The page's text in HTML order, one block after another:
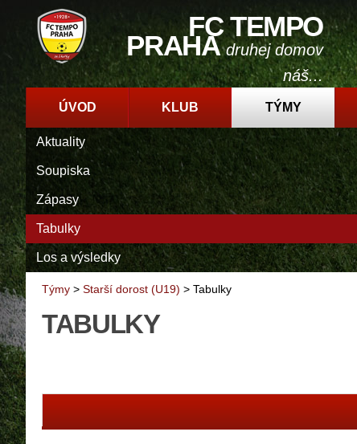
FC TEMPO
PRAHAdruhej domov
náš...
ÚVOD KLUB TÝMY
Aktuality
Soupiska
Zápasy
Tabulky
Los a výsledky
Týmy > Starší dorost (U19) > Tabulky
TABULKY